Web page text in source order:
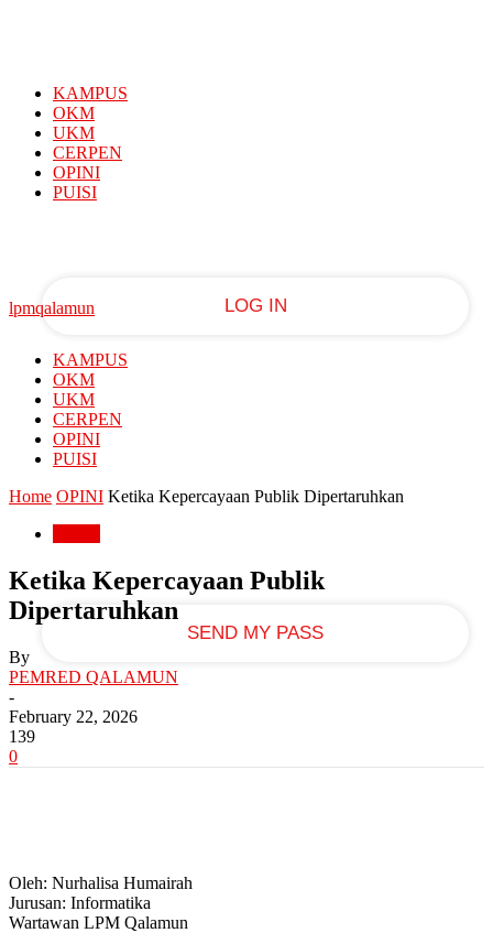
KAMPUS
OKM
UKM
CERPEN
OPINI
PUISI
lpmqalamun
KAMPUS
OKM
UKM
CERPEN
OPINI
PUISI
Home OPINI Ketika Kepercayaan Publik Dipertaruhkan
Ketika Kepercayaan Publik
Dipertaruhkan
By
PEMRED QALAMUN
-
February 22, 2026
139
0
Oleh: Nurhalisa Humairah
Jurusan: Informatika
Wartawan LPM Qalamun